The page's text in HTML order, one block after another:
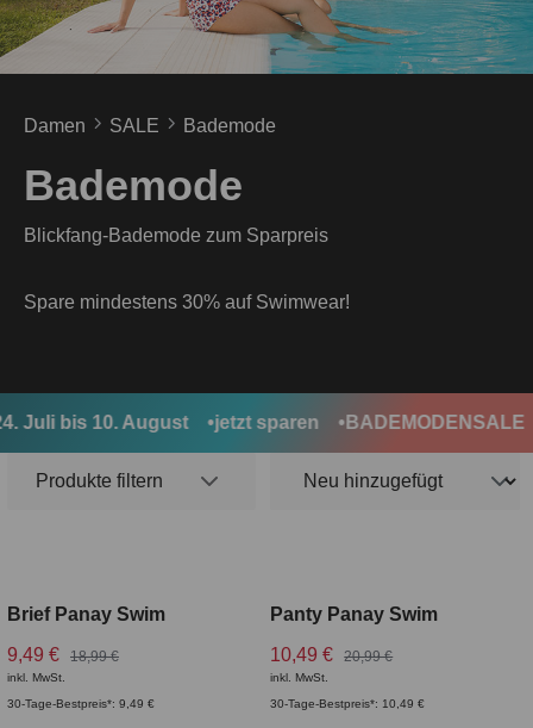
Damen SALE Bademode
Bademode
Blickfang-Bademode zum Sparpreis
Spare mindestens 30% auf Swimwear!
bis 10. August jetzt sparen BADEMODENSALE
Produkte filtern
Brief Panay Swim
9,49 €
18,99 €
inkl. MwSt.
30-Tage-Bestpreis*: 9,49 €
Panty Panay Swim
10,49 €
20,99 €
inkl. MwSt.
30-Tage-Bestpreis*: 10,49 €